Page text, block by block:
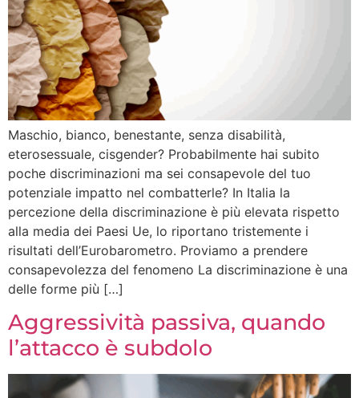
Maschio, bianco, benestante, senza disabilità,
eterosessuale, cisgender? Probabilmente hai subito
poche discriminazioni ma sei consapevole del tuo
potenziale impatto nel combatterle? In Italia la
percezione della discriminazione è più elevata rispetto
alla media dei Paesi Ue, lo riportano tristemente i
risultati dell’Eurobarometro. Proviamo a prendere
consapevolezza del fenomeno La discriminazione è una
delle forme più […]
Aggressività passiva, quando
l’attacco è subdolo